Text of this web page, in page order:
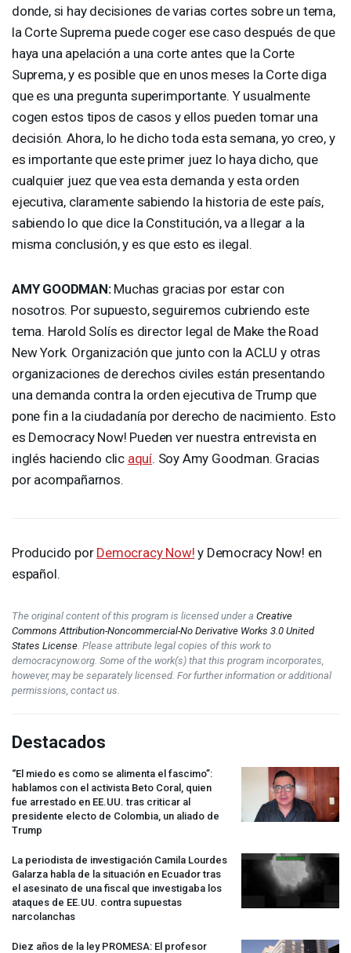
donde, si hay decisiones de varias cortes sobre un tema,
la Corte Suprema puede coger ese caso después de que
haya una apelación a una corte antes que la Corte
Suprema, y es posible que en unos meses la Corte diga
que es una pregunta superimportante. Y usualmente
cogen estos tipos de casos y ellos pueden tomar una
decisión. Ahora, lo he dicho toda esta semana, yo creo, y
es importante que este primer juez lo haya dicho, que
cualquier juez que vea esta demanda y esta orden
ejecutiva, claramente sabiendo la historia de este país,
sabiendo lo que dice la Constitución, va a llegar a la
misma conclusión, y es que esto es ilegal.
AMY GOODMAN:Muchas gracias por estar con
nosotros. Por supuesto, seguiremos cubriendo este
tema. Harold Solís es director legal de Make the Road
New York. Organización que junto con la ACLU y otras
organizaciones de derechos civiles están presentando
una demanda contra la orden ejecutiva de Trump que
pone fin a la ciudadanía por derecho de nacimiento. Esto
es Democracy Now! Pueden ver nuestra entrevista en
inglés haciendo clic aquí. Soy Amy Goodman. Gracias
por acompañarnos.
Producido por Democracy Now! y Democracy Now! en
español.
The original content of this program is licensed under a Creative
Commons Attribution-Noncommercial-No Derivative Works 3.0 United
States License . Please attribute legal copies of this work to
democracynow.org. Some of the work(s) that this program incorporates,
however, may be separately licensed. For further information or additional
permissions, contact us.
Destacados
“El miedo es como se alimenta el fascimo”:
hablamos con el activista Beto Coral, quien
fue arrestado en EE.UU. tras criticar al
presidente electo de Colombia, un aliado de
Trump
La periodista de investigación Camila Lourdes
Galarza habla de la situación en Ecuador tras
el asesinato de una fiscal que investigaba los
ataques de EE.UU. contra supuestas
narcolanchas
Diez años de la ley PROMESA: El profesor